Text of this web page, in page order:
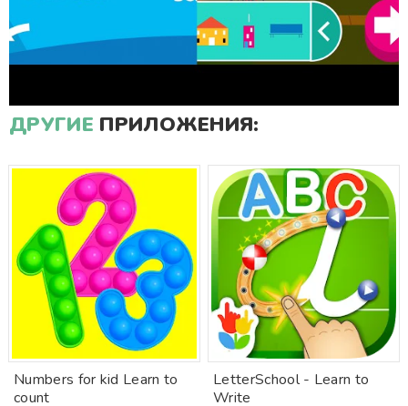
ДРУГИЕ ПРИЛОЖЕНИЯ:
Numbers for kid Learn to
count
LetterSchool - Learn to
Write